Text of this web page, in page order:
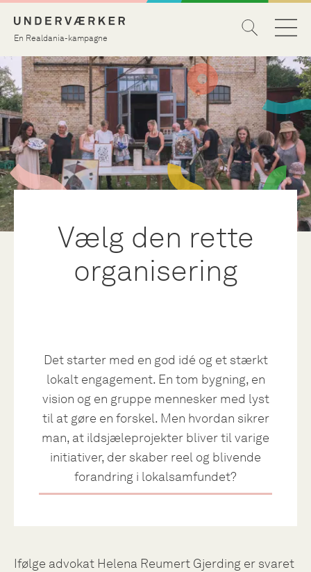
En Realdania-kampagne
Vælg den rette
organisering
Det starter med en god idé og et stærkt
lokalt engagement. En tom bygning, en
vision og en gruppe mennesker med lyst
til at gøre en forskel. Men hvordan sikrer
man, at ildsjæleprojekter bliver til varige
initiativer, der skaber reel og blivende
forandring i lokalsamfundet?
Ifølge advokat Helena Reumert Gjerding er svaret